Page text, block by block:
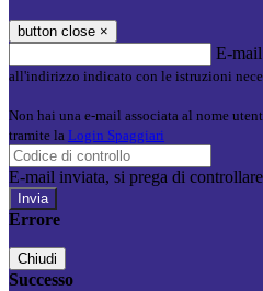
button close ×
E-mail
all'indirizzo indicato con le istruzioni
Non hai una e-mail associata al nome
tramite la Login Spaggiari
E-mail inviata, si prega di
Errore
Chiudi
Successo